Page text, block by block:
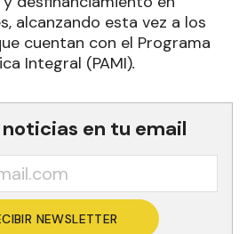
alcanzando esta vez a los
cuentan con el Programa
Integral (PAMI).
noticias en tu email
NEWSLETTER